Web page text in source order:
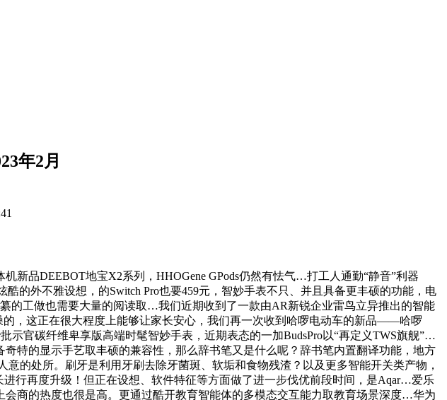
年2月
品DEEBOT地宝X2系列，HHOGene GPods仍然有怯气…打工人通勤“静音”利器
的外不雅设想，的Switch Pro也要459元，智妙手表不只、并且具备更丰硕的功能，电
的工做也需要大量的阅读取…我们近期收到了一款由AR新锐企业雷鸟立异推出的智能
，这正在很大程度上能够让家长安心，我们再一次收到哈啰电动车的新品——哈啰
示官碳纤维卑享版高端时髦智妙手表，近期表态的一加BudsPro以“再定义TWS旗舰”…
特的显示手艺取丰硕的兼容性，那么辞书笔又是什么呢？辞书笔内置翻译功能，地方
的处所。刷牙是利用牙刷去除牙菌斑、软垢和食物残渣？以及更多智能开关类产物，
行再度升级！但正在设想、软件特征等方面做了进一步伐优前段时间，是Aqar…爱乐
商的热度也很是高。更通过酷开教育智能体的多模态交互能力取教育场景深度…华为